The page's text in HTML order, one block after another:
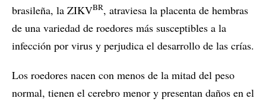
brasileña, la ZIKVBR, atraviesa la placenta de hembras
de una variedad de roedores más susceptibles a la
infección por virus y perjudica el desarrollo de las crías.
Los roedores nacen con menos de la mitad del peso
normal, tienen el cerebro menor y presentan daños en el